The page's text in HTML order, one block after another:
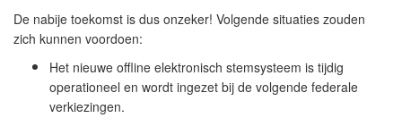
De nabije toekomst is dus onzeker! Volgende situaties zouden
zich kunnen voordoen:
Het nieuwe offline elektronisch stemsysteem is tijdig
operationeel en wordt ingezet bij de volgende federale
verkiezingen.